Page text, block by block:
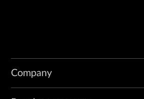
Company